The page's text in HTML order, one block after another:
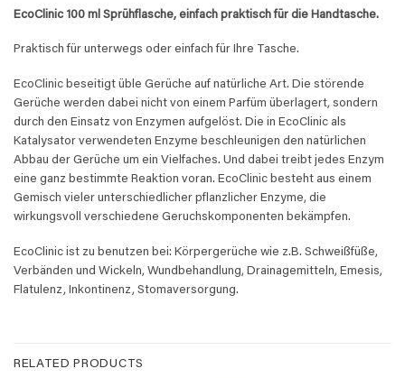
EcoClinic 100 ml Sprühflasche, einfach praktisch für die Handtasche.
Praktisch für unterwegs oder einfach für Ihre Tasche.
EcoClinic beseitigt üble Gerüche auf natürliche Art. Die störende
Gerüche werden dabei nicht von einem Parfüm überlagert, sondern
durch den Einsatz von Enzymen aufgelöst. Die in EcoClinic als
Katalysator verwendeten Enzyme beschleunigen den natürlichen
Abbau der Gerüche um ein Vielfaches. Und dabei treibt jedes Enzym
eine ganz bestimmte Reaktion voran. EcoClinic besteht aus einem
Gemisch vieler unterschiedlicher pflanzlicher Enzyme, die
wirkungsvoll verschiedene Geruchskomponenten bekämpfen.
EcoClinic ist zu benutzen bei: Körpergerüche wie z.B. Schweißfüße,
Verbänden und Wickeln, Wundbehandlung, Drainagemitteln, Emesis,
Flatulenz, Inkontinenz, Stomaversorgung.
RELATED PRODUCTS